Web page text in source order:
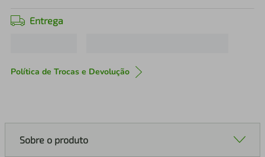
Entrega
Política de Trocas e Devolução
Sobre o produto